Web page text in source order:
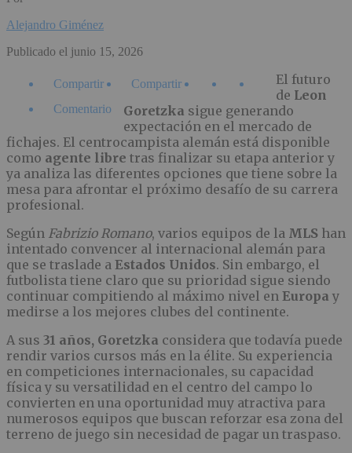
Alejandro Giménez
Publicado el junio 15, 2026
Compartir
Compartir
Comentario
El futuro
de Leon
Goretzka sigue generando
expectación en el mercado de
fichajes. El centrocampista alemán está disponible
como agente libre tras finalizar su etapa anterior y
ya analiza las diferentes opciones que tiene sobre la
mesa para afrontar el próximo desafío de su carrera
profesional.
Según Fabrizio Romano, varios equipos de la MLS han
intentado convencer al internacional alemán para
que se traslade a Estados Unidos. Sin embargo, el
futbolista tiene claro que su prioridad sigue siendo
continuar compitiendo al máximo nivel en Europa y
medirse a los mejores clubes del continente.
A sus 31 años, Goretzka considera que todavía puede
rendir varios cursos más en la élite. Su experiencia
en competiciones internacionales, su capacidad
física y su versatilidad en el centro del campo lo
convierten en una oportunidad muy atractiva para
numerosos equipos que buscan reforzar esa zona del
terreno de juego sin necesidad de pagar un traspaso.